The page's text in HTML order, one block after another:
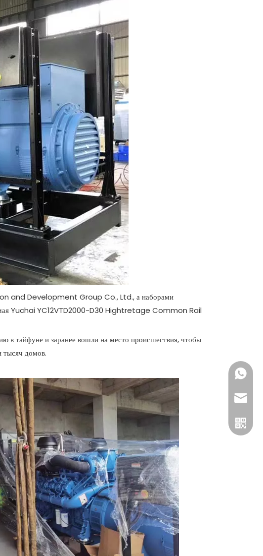
and Development Group Co., Ltd., а наборами
Yuchai YC12VTD2000-D30 Hightretage Common Rail
в тайфуне и заранее вошли на место происшествия, чтобы
тысяч домов.
+86